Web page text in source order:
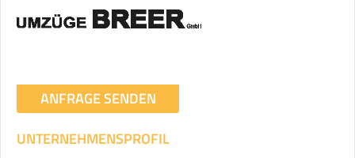
ANFRAGE SENDEN
UNTERNEHMENSPROFIL